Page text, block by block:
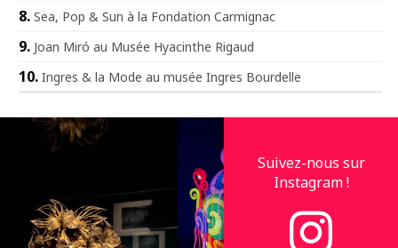
Sea, Pop & Sun à la Fondation Carmignac
Joan Miró au Musée Hyacinthe Rigaud
Ingres & la Mode au musée Ingres Bourdelle
Suivez-nous sur
Instagram !